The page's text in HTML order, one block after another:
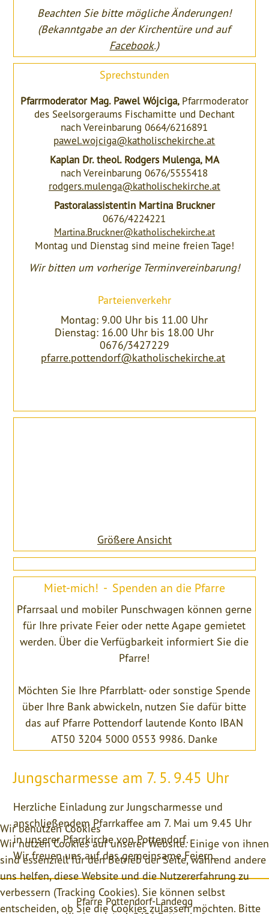
Beachten Sie bitte mögliche Änderungen!
(Bekanntgabe an der Kirchentüre und auf
Facebook.)
Sprechstunden
Pfarrmoderator Mag. Pawel Wójciga, Pfarrmoderator
des Seelsorgeraums Fischamitte und Dechant
nach Vereinbarung 0664/6216891
pawel.wojciga@katholischekirche.at
Kaplan Dr. theol. Rodgers Mulenga, MA
nach Vereinbarung 0676/5555418
rodgers.mulenga@katholischekirche.at
Pastoralassistentin Martina Bruckner
0676/4224221
Martina.Bruckner@katholischekirche.at
Montag und Dienstag sind meine freien Tage!
Wir bitten um vorherige Terminvereinbarung!
Parteienverkehr
Montag: 9.00 Uhr bis 11.00 Uhr
Dienstag: 16.00 Uhr bis 18.00 Uhr
0676/3427229
pfarre.pottendorf@katholischekirche.at
Größere Ansicht
Miet-mich! - Spenden an die Pfarre
Pfarrsaal und mobiler Punschwagen können gerne
für Ihre private Feier oder nette Agape gemietet
werden. Über die Verfügbarkeit informiert Sie die
Pfarre!
Möchten Sie Ihre Pfarrblatt- oder sonstige Spende
über Ihre Bank abwickeln, nutzen Sie dafür bitte
das auf Pfarre Pottendorf lautende Konto IBAN
AT50 3204 5000 0553 9986. Danke
Jungscharmesse am 7. 5. 9.45 Uhr
Herzliche Einladung zur Jungscharmesse und
anschließendem Pfarrkaffee am 7. Mai um 9.45 Uhr
in unserer Pfarrkirche von Pottendorf.
Wir freuen uns auf das gemeinsame Feiern.
Pfarre Pottendorf-Landegg
Wir benutzen Cookies
Wir nutzen Cookies auf unserer Website. Einige von ihnen
sind essenziell für den Betrieb der Seite, während andere
uns helfen, diese Website und die Nutzererfahrung zu
verbessern (Tracking Cookies). Sie können selbst
entscheiden, ob Sie die Cookies zulassen möchten. Bitte